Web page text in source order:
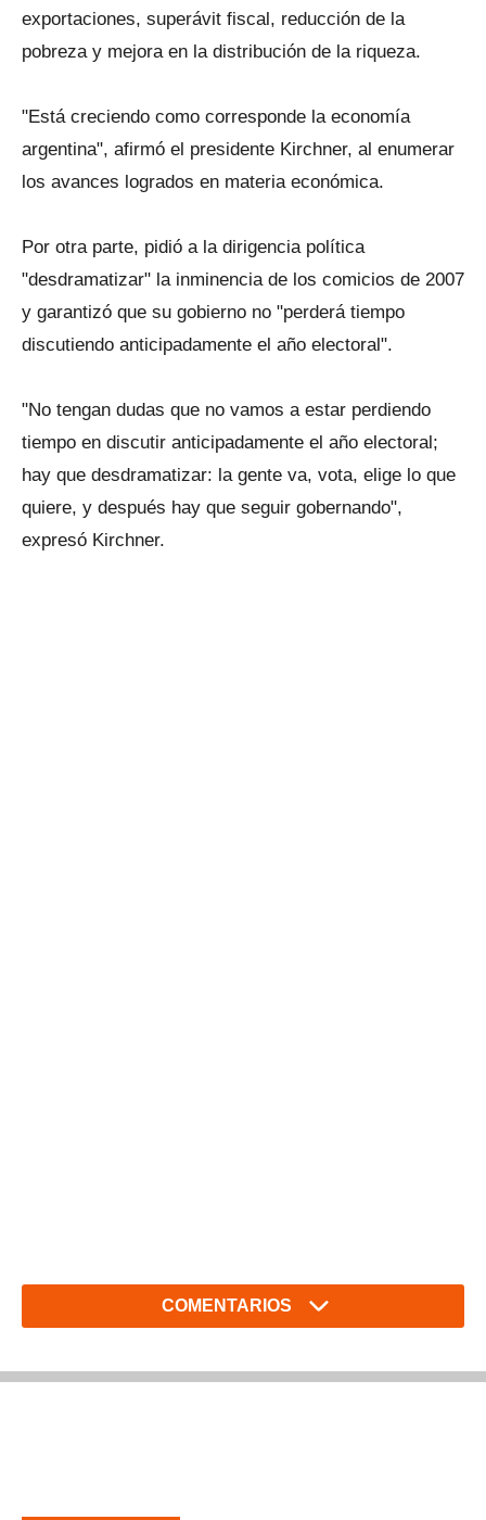
exportaciones, superávit fiscal, reducción de la
pobreza y mejora en la distribución de la riqueza.
"Está creciendo como corresponde la economía
argentina", afirmó el presidente Kirchner, al enumerar
los avances logrados en materia económica.
Por otra parte, pidió a la dirigencia política
"desdramatizar" la inminencia de los comicios de 2007
y garantizó que su gobierno no "perderá tiempo
discutiendo anticipadamente el año electoral".
"No tengan dudas que no vamos a estar perdiendo
tiempo en discutir anticipadamente el año electoral;
hay que desdramatizar: la gente va, vota, elige lo que
quiere, y después hay que seguir gobernando",
expresó Kirchner.
COMENTARIOS